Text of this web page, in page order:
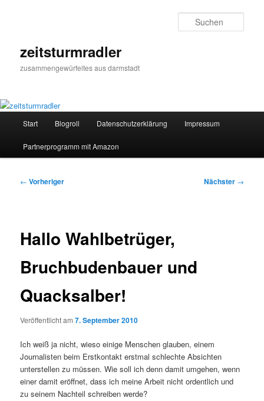
zeitsturmradler
zusammengewürfeltes aus darmstadt
Start Blogroll Datenschutzerklärung Impressum
Partnerprogramm mit Amazon
Beitragsnavigation
← Vorheriger Nächster →
Hallo Wahlbetrüger,
Bruchbudenbauer und
Quacksalber!
Veröffentlicht am7. September 2010
Ich weiß ja nicht, wieso einige Menschen glauben, einem
Journalisten beim Erstkontakt erstmal schlechte Absichten
unterstellen zu müssen. Wie soll ich denn damit umgehen, wenn
einer damit eröffnet, dass ich meine Arbeit nicht ordentlich und
zu seinem Nachteil schreiben werde?